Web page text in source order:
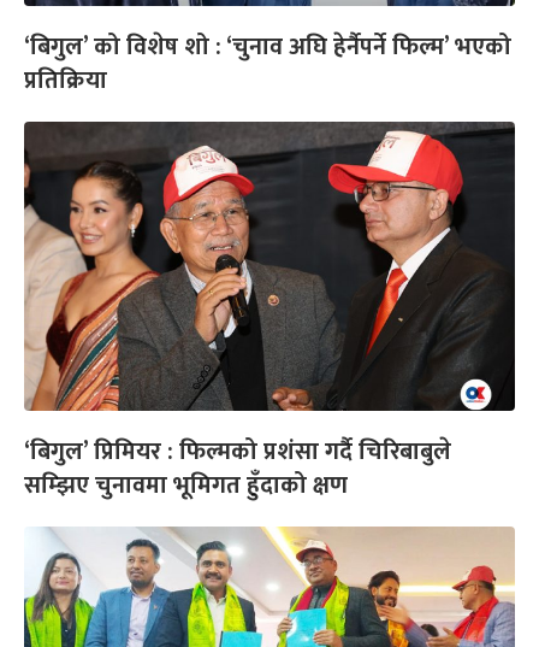
‘बिगुल’ को विशेष शो : ‘चुनाव अघि हेर्नैपर्ने फिल्म’ भएको
प्रतिक्रिया
‘बिगुल’ प्रिमियर : फिल्मको प्रशंसा गर्दै चिरिबाबुले
सम्झिए चुनावमा भूमिगत हुँदाको क्षण